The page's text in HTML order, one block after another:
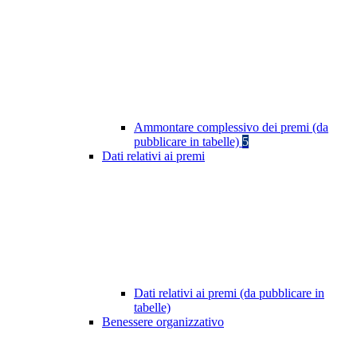
Ammontare complessivo dei premi (da
pubblicare in tabelle) 5
Dati relativi ai premi
Dati relativi ai premi (da pubblicare in
tabelle)
Benessere organizzativo